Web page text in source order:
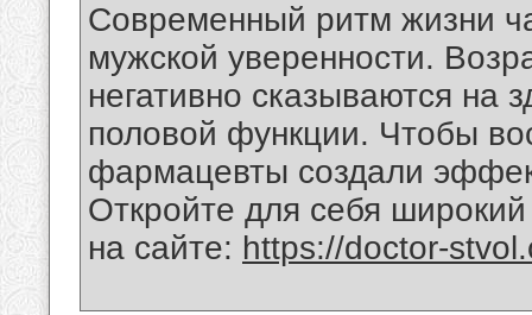
Современный ритм жизни
мужской уверенности.
негативно сказываются на
половой функции. Чтобы
фармацевты создали
Откройте для себя
на сайте: https://doctor-